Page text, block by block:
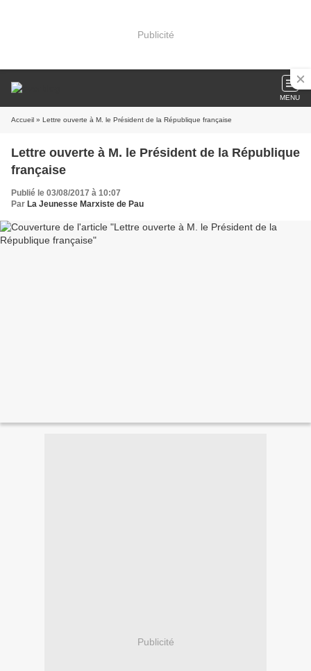
Publicité
MENU
Accueil » Lettre ouverte à M. le Président de la République française
Lettre ouverte à M. le Président de la République
française
Publié le 03/08/2017 à 10:07
Par La Jeunesse Marxiste de Pau
Publicité